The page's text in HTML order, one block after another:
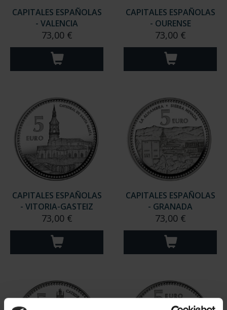
CAPITALES ESPAÑOLAS
- VALENCIA
73,00 €
CAPITALES ESPAÑOLAS
- OURENSE
73,00 €
CAPITALES ESPAÑOLAS
- VITORIA-GASTEIZ
73,00 €
CAPITALES ESPAÑOLAS
- GRANADA
73,00 €